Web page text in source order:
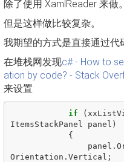
除了使用 XamlReader 来做。
但是这样做比较复杂。
我期望的方式是直接通过代
在堆栈网发现c# - How to
ation by code? - Stack
来设置
if (
ItemsStackPanel
panel )
{
panel .
Orientation . Vertical ;